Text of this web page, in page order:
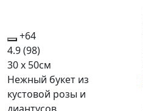
+64
4.9(98)
30 x 50см
Нежный букет из
кустовой розы и